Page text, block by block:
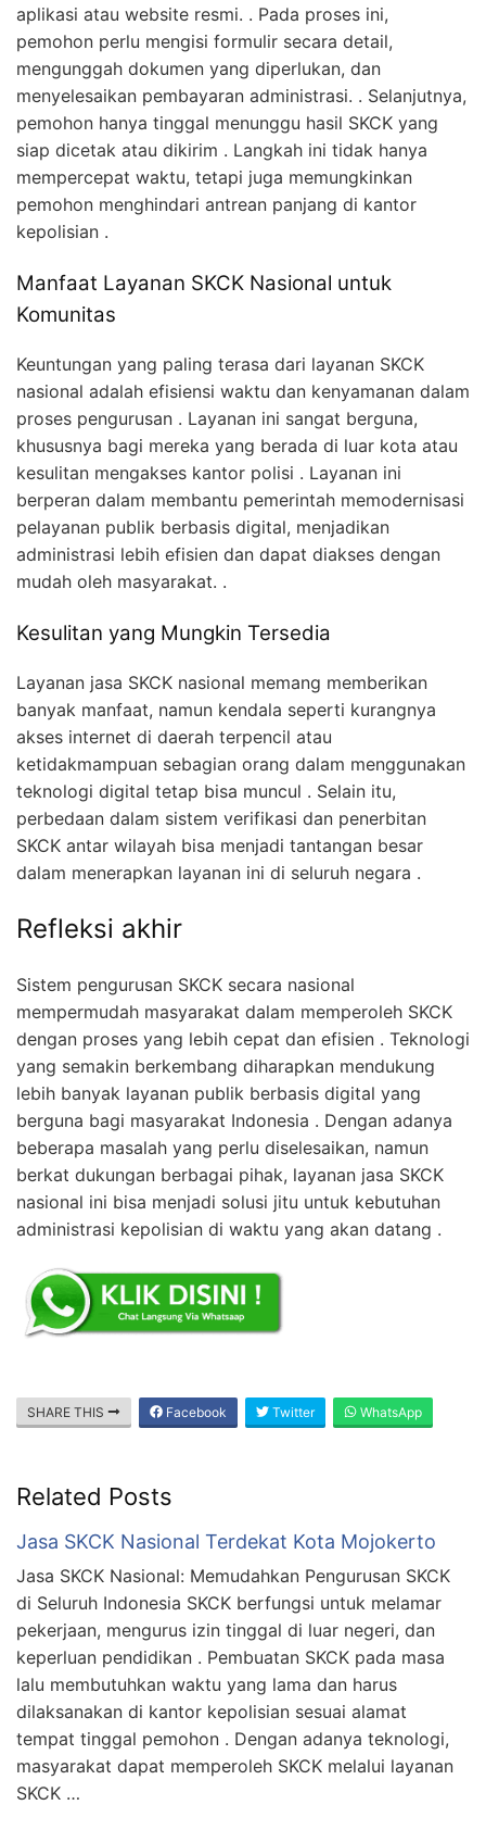
aplikasi atau website resmi. . Pada proses ini,
pemohon perlu mengisi formulir secara detail,
mengunggah dokumen yang diperlukan, dan
menyelesaikan pembayaran administrasi. . Selanjutnya,
pemohon hanya tinggal menunggu hasil SKCK yang
siap dicetak atau dikirim . Langkah ini tidak hanya
mempercepat waktu, tetapi juga memungkinkan
pemohon menghindari antrean panjang di kantor
kepolisian .
Manfaat Layanan SKCK Nasional untuk
Komunitas
Keuntungan yang paling terasa dari layanan SKCK
nasional adalah efisiensi waktu dan kenyamanan dalam
proses pengurusan . Layanan ini sangat berguna,
khususnya bagi mereka yang berada di luar kota atau
kesulitan mengakses kantor polisi . Layanan ini
berperan dalam membantu pemerintah memodernisasi
pelayanan publik berbasis digital, menjadikan
administrasi lebih efisien dan dapat diakses dengan
mudah oleh masyarakat. .
Kesulitan yang Mungkin Tersedia
Layanan jasa SKCK nasional memang memberikan
banyak manfaat, namun kendala seperti kurangnya
akses internet di daerah terpencil atau
ketidakmampuan sebagian orang dalam menggunakan
teknologi digital tetap bisa muncul . Selain itu,
perbedaan dalam sistem verifikasi dan penerbitan
SKCK antar wilayah bisa menjadi tantangan besar
dalam menerapkan layanan ini di seluruh negara .
Refleksi akhir
Sistem pengurusan SKCK secara nasional
mempermudah masyarakat dalam memperoleh SKCK
dengan proses yang lebih cepat dan efisien . Teknologi
yang semakin berkembang diharapkan mendukung
lebih banyak layanan publik berbasis digital yang
berguna bagi masyarakat Indonesia . Dengan adanya
beberapa masalah yang perlu diselesaikan, namun
berkat dukungan berbagai pihak, layanan jasa SKCK
nasional ini bisa menjadi solusi jitu untuk kebutuhan
administrasi kepolisian di waktu yang akan datang .
SHARE THIS Facebook Twitter WhatsApp
Related Posts
Jasa SKCK Nasional Terdekat Kota Mojokerto
Jasa SKCK Nasional: Memudahkan Pengurusan SKCK
di Seluruh Indonesia SKCK berfungsi untuk melamar
pekerjaan, mengurus izin tinggal di luar negeri, dan
keperluan pendidikan . Pembuatan SKCK pada masa
lalu membutuhkan waktu yang lama dan harus
dilaksanakan di kantor kepolisian sesuai alamat
tempat tinggal pemohon . Dengan adanya teknologi,
masyarakat dapat memperoleh SKCK melalui layanan
SKCK …